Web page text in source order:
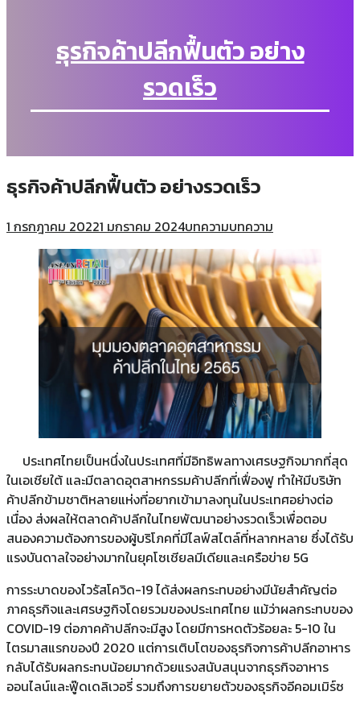
ธุรกิจค้าปลีกฟื้นตัว อย่าง
รวดเร็ว
ธุรกิจค้าปลีกฟื้นตัว อย่างรวดเร็ว
1 กรกฎาคม 20221 มกราคม 2024บทความบทความ
ประเทศไทยเป็นหนึ่งในประเทศที่มีอิทธิพลทางเศรษฐกิจมากที่สุด
ในเอเชียใต้ และมีตลาดอุตสาหกรรมค้าปลีกที่เฟื่องฟู ทำให้มีบริษัท
ค้าปลีกข้ามชาติหลายแห่งที่อยากเข้ามาลงทุนในประเทศอย่างต่อ
เนื่อง ส่งผลให้ตลาดค้าปลีกในไทยพัฒนาอย่างรวดเร็วเพื่อตอบ
สนองความต้องการของผู้บริโภคที่มีไลฟ์สไตล์ที่หลากหลาย ซึ่งได้รับ
แรงบันดาลใจอย่างมากในยุคโซเชียลมีเดียและเครือข่าย 5G
การระบาดของไวรัสโควิด-19 ได้ส่งผลกระทบอย่างมีนัยสำคัญต่อ
ภาคธุรกิจและเศรษฐกิจโดยรวมของประเทศไทย แม้ว่าผลกระทบของ
COVID-19 ต่อภาคค้าปลีกจะมีสูง โดยมีการหดตัวร้อยละ 5-10 ใน
ไตรมาสแรกของปี 2020 แต่การเติบโตของธุรกิจการค้าปลีกอาหาร
กลับได้รับผลกระทบน้อยมากด้วยแรงสนับสนุนจากธุรกิจอาหาร
ออนไลน์และฟู๊ดเดลิเวอรี่ รวมถึงการขยายตัวของธุรกิจอีคอมเมิร์ซ